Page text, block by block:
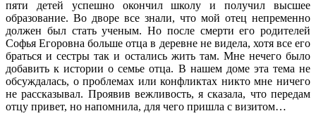
пяти детей успешно окончил школу и получил высшее
образование. Во дворе все знали, что мой отец непременно
должен был стать ученым. Но после смерти его родителей
Софья Егоровна больше отца в деревне не видела, хотя все его
браться и сестры так и остались жить там. Мне нечего было
добавить к истории о семье отца. В нашем доме эта тема не
обсуждалась, о проблемах или конфликтах никто мне ничего
не рассказывал. Проявив вежливость, я сказала, что передам
отцу привет, но напомнила, для чего пришла с визитом…